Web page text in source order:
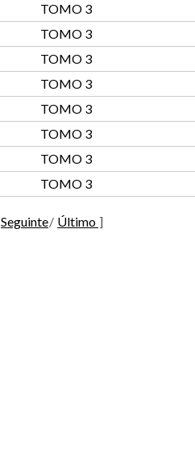
TOMO 3
TOMO 3
TOMO 3
TOMO 3
TOMO 3
TOMO 3
TOMO 3
TOMO 3
Seguinte/ Último ]